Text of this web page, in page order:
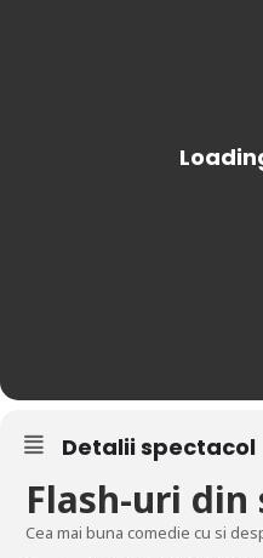
Detalii spectacol
Flash-uri din
Cea mai buna comedie cu si